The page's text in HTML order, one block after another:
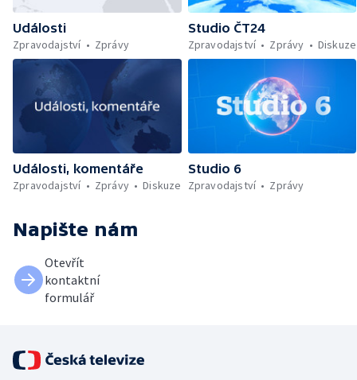
Události
Zpravodajství
Zprávy
Studio ČT24
Zpravodajství
Zprávy Diskuze
Události, komentáře
Zpravodajství
Zprávy Diskuze
Studio 6
Zpravodajství
Zprávy
Napište nám
Otevřít
kontaktní
formulář